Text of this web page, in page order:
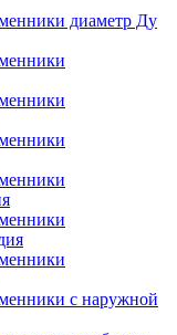
диаметр Ду
с наружной